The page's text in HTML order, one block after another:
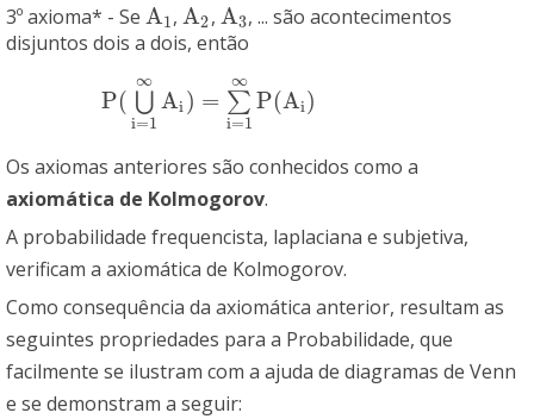
3º axioma* - Se A1
A1 ,A2
A2 , A3
A3 , ... são acontecimentos
disjuntos dois a dois, então
P( ⋃
i=1
∞
Ai) = ∑
i=1
∞
P(Ai)
P(⋃ i 1 ∞A i) =∑ =1 ∞P(Ai)
Os axiomas anteriores são conhecidos como a
axiomática de Kolmogorov.
A probabilidade frequencista, laplaciana e subjetiva,
verificam a axiomática de Kolmogorov.
Como consequência da axiomática anterior, resultam as
seguintes propriedades para a Probabilidade, que
facilmente se ilustram com a ajuda de diagramas de Venn
e se demonstram a seguir: